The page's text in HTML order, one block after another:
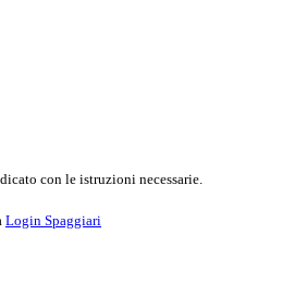
con le istruzioni necessarie.
Login Spaggiari